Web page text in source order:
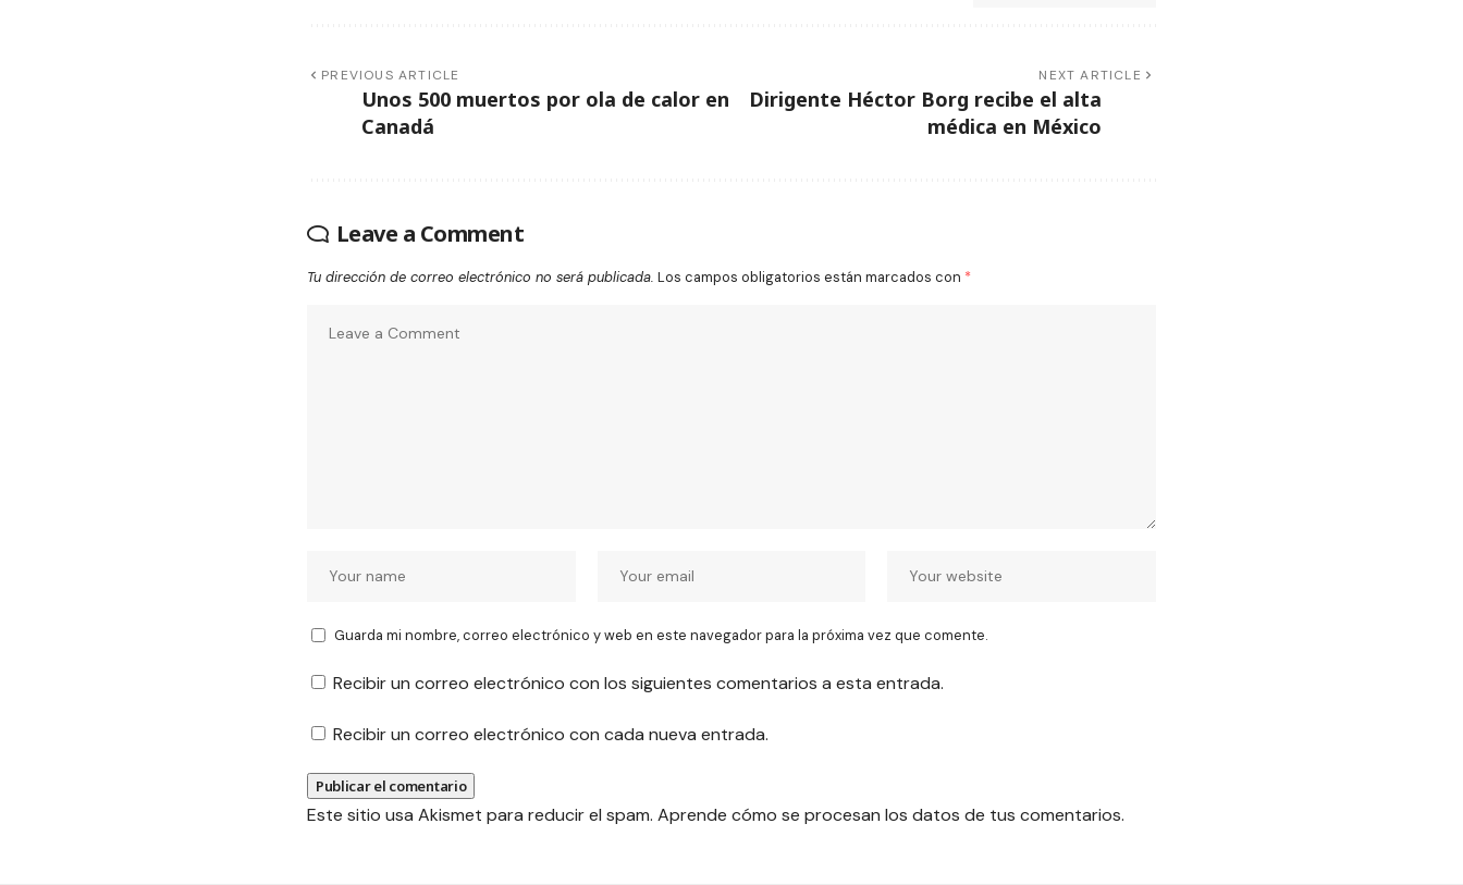
PREVIOUS ARTICLE
Unos 500 muertos por ola de calor en
Canadá
NEXT ARTICLE
Dirigente Héctor Borg recibe el alta
médica en México
Leave a Comment
Tu dirección de correo electrónico no será publicada. Los campos obligatorios están marcados con *
Guarda mi nombre, correo electrónico y web en este navegador para la próxima vez que comente.
Recibir un correo electrónico con los siguientes comentarios a esta entrada.
Recibir un correo electrónico con cada nueva entrada.
Este sitio usa Akismet para reducir el spam. Aprende cómo se procesan los datos de tus comentarios.